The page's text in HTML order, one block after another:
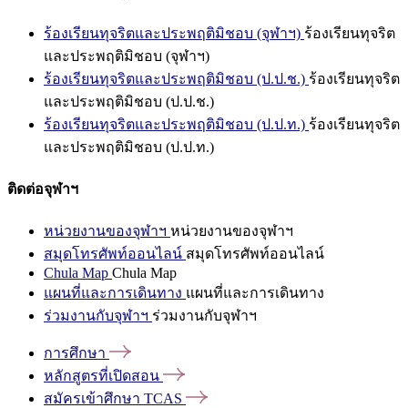
ร้องเรียนทุจริตและประพฤติมิชอบ (จุฬาฯ) ร้องเรียนทุจริต
และประพฤติมิชอบ (จุฬาฯ)
ร้องเรียนทุจริตและประพฤติมิชอบ (ป.ป.ช.) ร้องเรียนทุจริต
และประพฤติมิชอบ (ป.ป.ช.)
ร้องเรียนทุจริตและประพฤติมิชอบ (ป.ป.ท.) ร้องเรียนทุจริต
และประพฤติมิชอบ (ป.ป.ท.)
ติดต่อจุฬาฯ
หน่วยงานของจุฬาฯ หน่วยงานของจุฬาฯ
สมุดโทรศัพท์ออนไลน์ สมุดโทรศัพท์ออนไลน์
Chula Map Chula Map
แผนที่และการเดินทาง แผนที่และการเดินทาง
ร่วมงานกับจุฬาฯ ร่วมงานกับจุฬาฯ
การศึกษา
หลักสูตรที่เปิดสอน
สมัครเข้าศึกษา TCAS